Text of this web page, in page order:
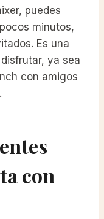
puedes
minutos,
Es una
ya sea
con amigos
con